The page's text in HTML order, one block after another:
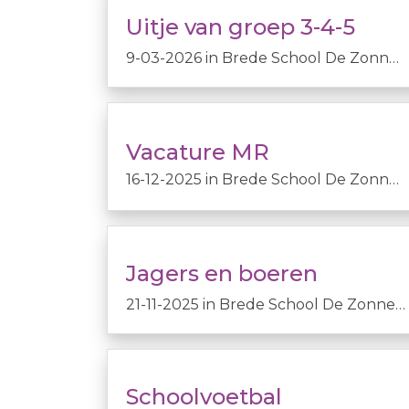
Uitje van groep 3-4-5
9-03-2026 in Brede School De Zonnewende
Vacature MR
16-12-2025 in Brede School De Zonnewende
Jagers en boeren
21-11-2025 in Brede School De Zonnewende
Schoolvoetbal